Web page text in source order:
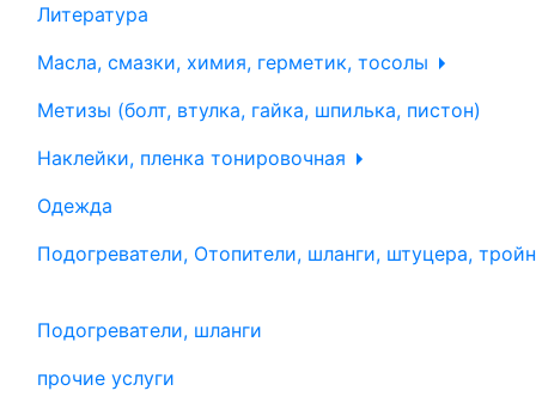
Литература
Масла, смазки, химия, герметик, тосолы
Метизы (болт, втулка, гайка, шпилька, пистон)
Наклейки, пленка тонировочная
Одежда
Подогреватели, Отопители, шланги, штуцера,
Подогреватели, шланги
прочие услуги